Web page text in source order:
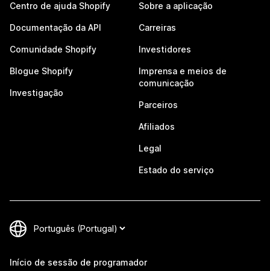
Centro de ajuda Shopify
Documentação da API
Comunidade Shopify
Blogue Shopify
Investigação
Sobre a aplicação
Carreiras
Investidores
Imprensa e meios de
comunicação
Parceiros
Afiliados
Legal
Estado do serviço
Início de sessão de programador